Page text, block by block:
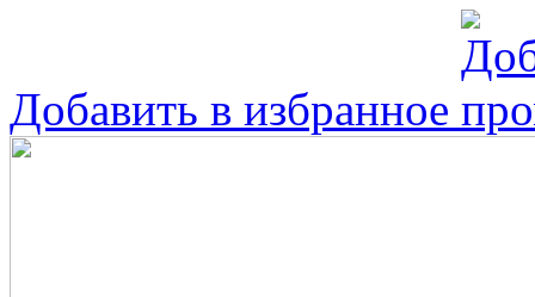
Добавить в избранное